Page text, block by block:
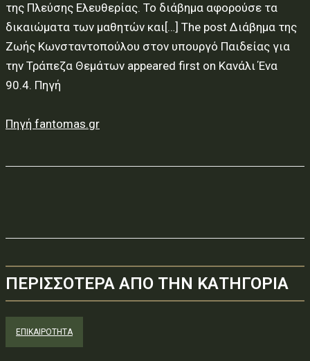
της Πλεύσης Ελευθερίας. Το διάβημα αφορούσε τα
δικαιώματα των μαθητών και[…] The post Διάβημα της
Ζωής Κωνσταντοπούλου στον υπουργό Παιδείας για
την Τράπεζα Θεμάτων appeared first on Κανάλι Ένα
90.4. Πηγή
Πηγή fantomas.gr
ΠΕΡΙΣΣΟΤΕΡΑ ΑΠΟ ΤΗΝ ΚΑΤΗΓΟΡΙΑ
ΕΠΙΚΑΙΡΟΤΗΤΑ